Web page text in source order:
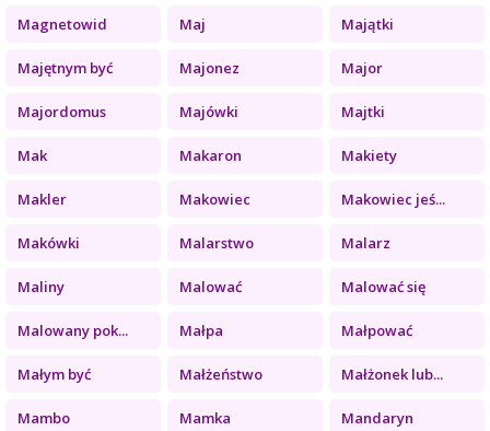
Magnetowid Maj Majątki
Majętnym być Majonez Major
Majordomus Majówki Majtki
Mak Makaron Makiety
Makler Makowiec Makowiec jeś...
Makówki Malarstwo Malarz
Maliny Malować Malować się
Malowany pok... Małpa Małpować
Małym być Małżeństwo Małżonek lub...
Mambo Mamka Mandaryn